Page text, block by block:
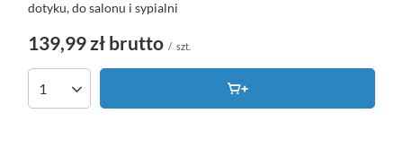
dotyku, do salonu i sypialni
139,99 zł brutto / szt.